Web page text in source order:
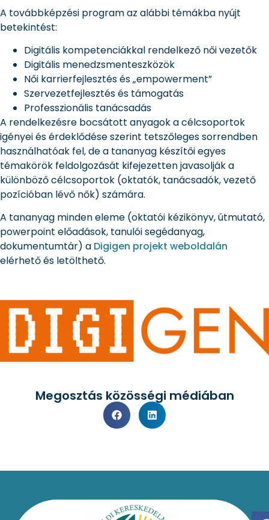
A továbbképzési program az alábbi témákba nyújt
betekintést:
Digitális kompetenciákkal rendelkező női vezetők
Digitális menedzsmenteszközök
Női karrierfejlesztés és „empowerment”
Szervezetfejlesztés és támogatás
Professzionális tanácsadás
A rendelkezésre bocsátott anyagok a célcsoportok
igényei és érdeklődése szerint tetszőleges sorrendben
használhatóak fel, de a tananyag készítői egyes
témakörök feldolgozását kifejezetten javasolják a
különböző célcsoportok (oktatók, tanácsadók, vezető
pozícióban lévő nők) számára.
A tananyag minden eleme (oktatói kézikönyv, útmutató,
powerpoint előadások, tanulói segédanyag,
dokumentumtár) a Digigen projekt weboldalán
elérhető és letölthető.
Megosztás közösségi médiában